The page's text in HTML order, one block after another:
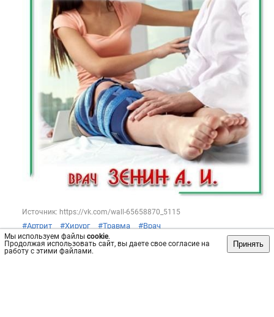
Мы используем файлы cookie.
Продолжая использовать сайт, вы даете свое согласие на
работу с этими файлами.
Принять
Источник: https://vk.com/wall-65658870_5115
#Артрит #Хирург #Травма #Врач
Пост№6851, опубликован 21 дек 2023